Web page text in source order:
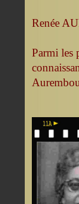
Renée
Parmi les